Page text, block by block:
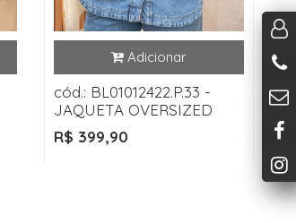
cód.: BL01012422.P.33 -
JAQUETA OVERSIZED
R$ 399,90